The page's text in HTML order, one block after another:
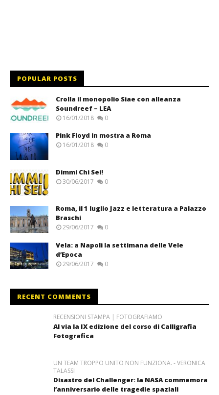
POPULAR POSTS
Crolla il monopolio Siae con alleanza
Soundreef – LEA
16/01/2018 0
Pink Floyd in mostra a Roma
16/01/2018 0
Dimmi Chi Sei!
30/06/2017 0
Roma, il 1 luglio Jazz e letteratura a Palazzo
Braschi
29/06/2017 0
Vela: a Napoli la settimana delle Vele
d’Epoca
29/06/2017 0
RECENT COMMENTS
RECENSIONI STAMPA | FOTOGRAFIAMO
Al via la IX edizione del corso di Calligrafia
Fotografica
UN TEAM TROPPO UNITO NON FUNZIONA. - VERONICA
TALASSI
Disastro del Challenger: la NASA commemora
l’anniversario delle tragedie spaziali